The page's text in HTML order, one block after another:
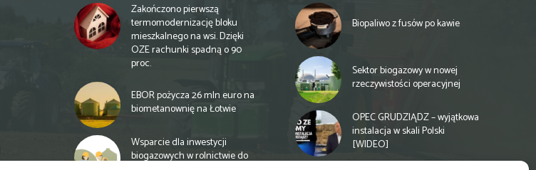
Zakończono pierwszą
termomodernizację bloku
mieszkalnego na wsi. Dzięki
OZE rachunki spadną o 90
proc.
EBOR pożycza 26 mln euro na
biometanownię na Łotwie
Wsparcie dla inwestycji
biogazowych w rolnictwie do
Biopaliwo z fusów po kawie
Sektor biogazowy w nowej
rzeczywistości operacyjnej
OPEC GRUDZIĄDZ – wyjątkowa
instalacja w skali Polski
[WIDEO]